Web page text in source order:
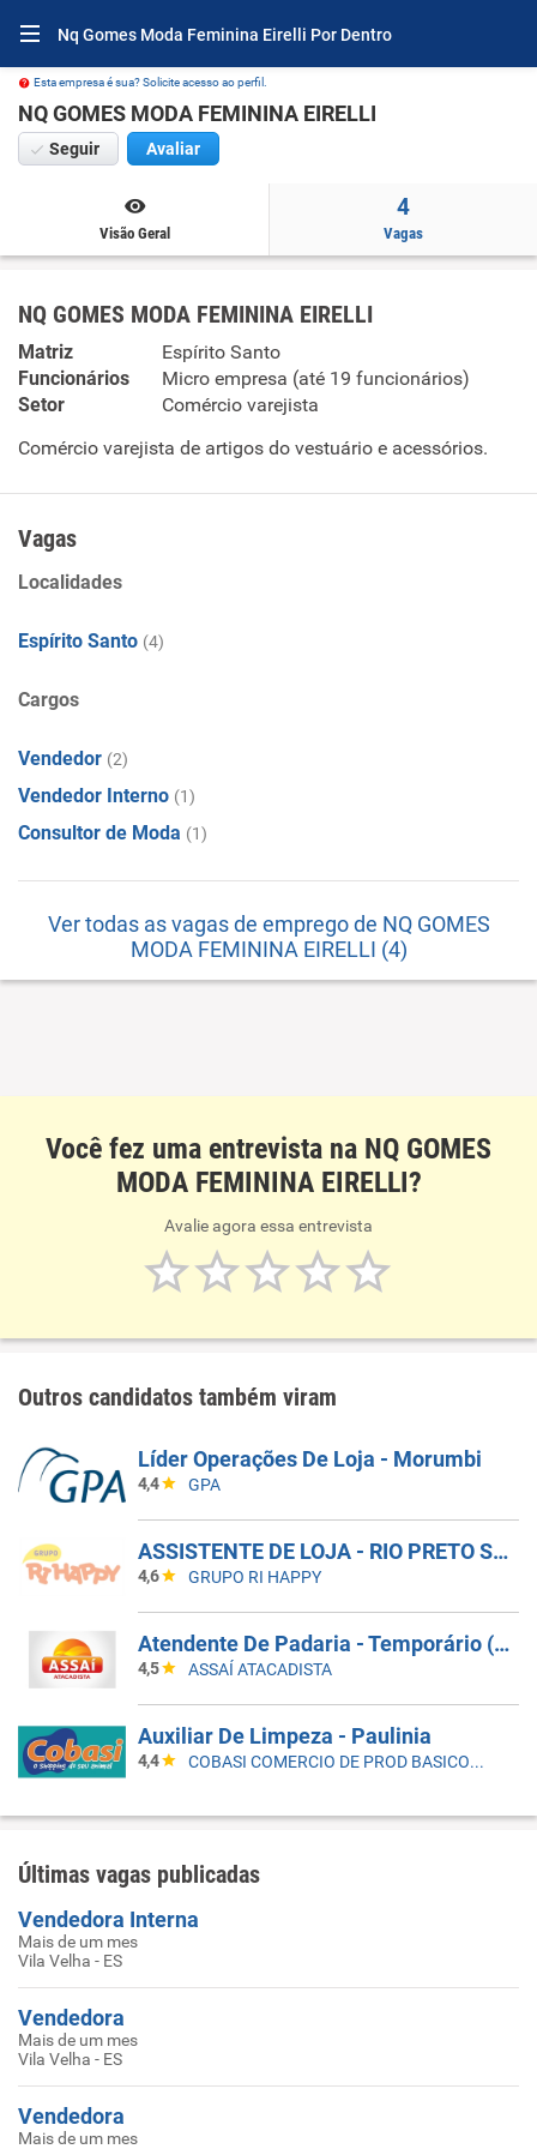
Nq Gomes Moda Feminina Eirelli Por Dentro
Esta empresa é sua? Solicite acesso ao perfil.
NQ GOMES MODA FEMININA EIRELLI
Seguir Avaliar
Visão Geral
4
Vagas
NQ GOMES MODA FEMININA EIRELLI
Matriz
Espírito Santo
Funcionários
Micro empresa (até 19 funcionários)
Setor
Comércio varejista
Comércio varejista de artigos do vestuário e acessórios.
Vagas
Localidades
Espírito Santo (4)
Cargos
Vendedor (2)
Vendedor Interno (1)
Consultor de Moda (1)
Ver todas as vagas de emprego de NQ GOMES
MODA FEMININA EIRELLI (4)
Você fez uma entrevista na NQ GOMES
MODA FEMININA EIRELLI?
Avalie agora essa entrevista
Outros candidatos também viram
Líder Operações De Loja - Morumbi
4,4 GPA
ASSISTENTE DE LOJA - RIO PRETO SHOPPING - EFETIVO
4,6 GRUPO RI HAPPY
Atendente De Padaria - Temporário (Alto Da XV)
4,5 ASSAÍ ATACADISTA
Auxiliar De Limpeza - Paulinia
4,4 COBASI COMERCIO DE PROD BASICOS E INDUSTRIALIZADOS LTDA
Últimas vagas publicadas
Vendedora Interna
Mais de um mes
Vila Velha - ES
Vendedora
Mais de um mes
Vila Velha - ES
Vendedora
Mais de um mes